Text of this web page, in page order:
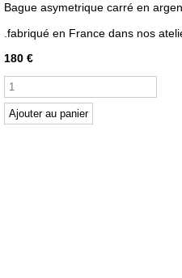
Bague asymetrique carré en
.fabriqué en France dans nos
180 €
quantité
de
bague
asymetrique
Ajouter au panier